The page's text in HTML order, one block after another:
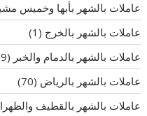
عاملات بالشهر بأبها وخميس
عاملات بالشهر بالخرج (1)
عاملات بالشهر بالدمام والخبر (19)
عاملات بالشهر بالرياض (70)
عاملات بالشهر بالقطيف